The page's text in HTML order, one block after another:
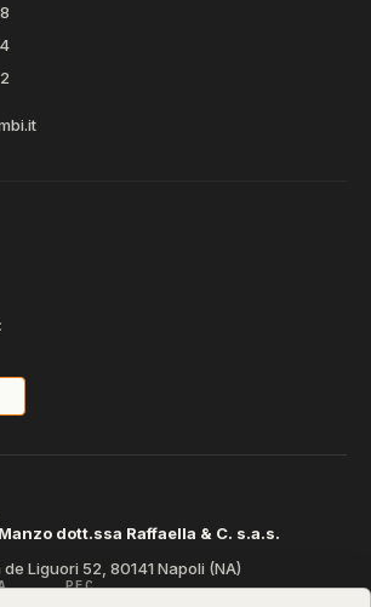
dott.ssa Raffaella & C. s.a.s.
Liguori 52, 80141 Napoli (NA)
PEC